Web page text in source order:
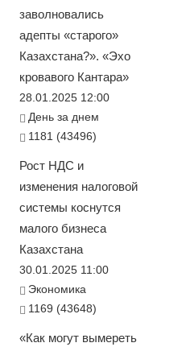
заволновались
адепты «старого»
Казахстана?». «Эхо
кровавого Кантара»
28.01.2025 12:00
День за днем
1181 (43496)
Рост НДС и
изменения налоговой
системы коснутся
малого бизнеса
Казахстана
30.01.2025 11:00
Экономика
1169 (43648)
«Как могут вымереть